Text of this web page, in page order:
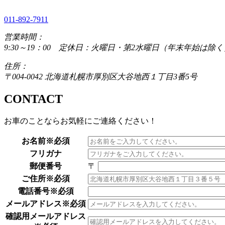
011-892-7911
営業時間：
9:30～19：00 定休日：火曜日・第2水曜日（年末年始は除く
住所：
〒004-0042 北海道札幌市厚別区大谷地西１丁目3番5号
CONTACT
お車のことならお気軽にご連絡ください！
お名前※必須
フリガナ
郵便番号
〒
ご住所※必須
電話番号※必須
メールアドレス※必須
確認用メールアドレス